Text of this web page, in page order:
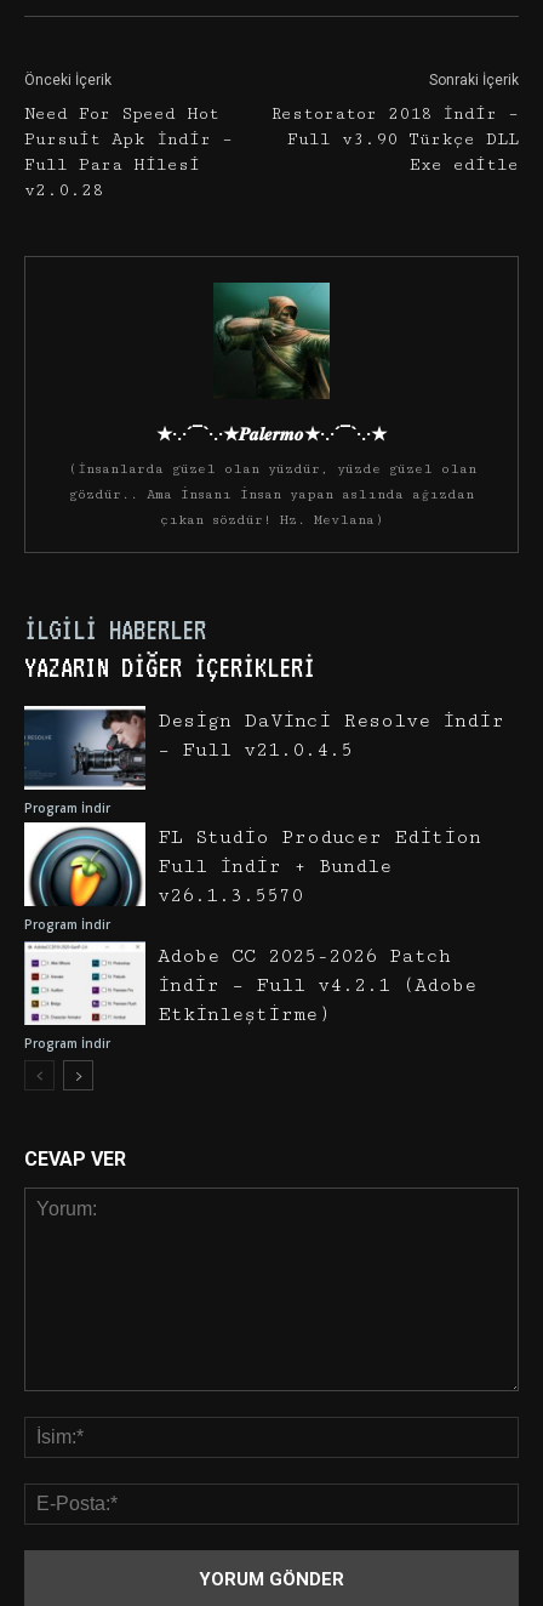
Önceki İçerik
Need For Speed Hot
Pursuit Apk İndir –
Full Para Hilesi
v2.0.28
Sonraki İçerik
Restorator 2018 İndir –
Full v3.90 Türkçe DLL
Exe editle
★·.·´¯`·.·★𝑷𝒂𝒍𝒆𝒓𝒎𝒐★·.·´¯`·.·★
(İnsanlarda güzel olan yüzdür, yüzde güzel olan
gözdür.. Ama insanı insan yapan aslında ağızdan
çıkan sözdür! Hz. Mevlana)
İLGILI HABERLER
YAZARIN DIĞER İÇERIKLERI
Program İndir
Design DaVinci Resolve İndir
– Full v21.0.4.5
Program İndir
FL Studio Producer Edition
Full İndir + Bundle
v26.1.3.5570
Program İndir
Adobe CC 2025-2026 Patch
İndir – Full v4.2.1 (Adobe
Etkinleştirme)
CEVAP VER